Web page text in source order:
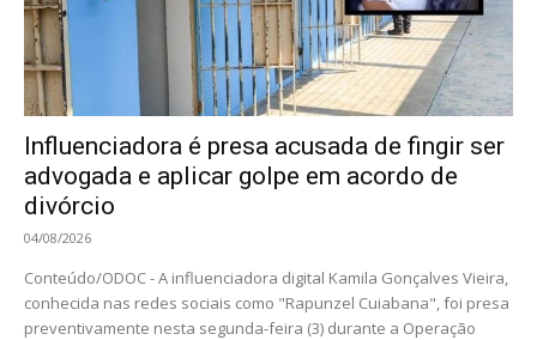
Influenciadora é presa acusada de fingir ser
advogada e aplicar golpe em acordo de
divórcio
04/08/2026
Conteúdo/ODOC - A influenciadora digital Kamila Gonçalves Vieira,
conhecida nas redes sociais como "Rapunzel Cuiabana", foi presa
preventivamente nesta segunda-feira (3) durante a Operação